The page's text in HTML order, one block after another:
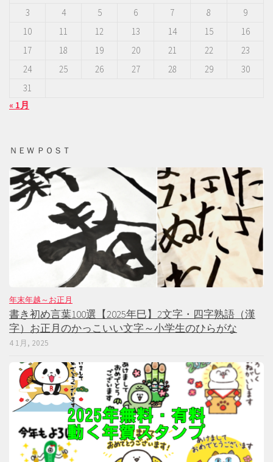
3 4 5 6 7 8
9
10
11 12 13 14 15
16
17
18 19 20 21 22
23
24
25 26 27 28 29
30
31
« 1月
ＮＥＷ ＰＯＳＴ
年末年越～お正月
書き初め言葉100選【2025年巳】2文字・四字熟語（漢
字）お正月のかっこいい文字～小学生のひらがな
4 1月, 2025